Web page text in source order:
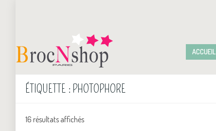
ACCUEIL
ÉTIQUETTE : PHOTOPHORE
16 résultats affichés